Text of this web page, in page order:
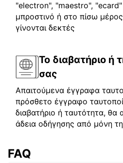
"electron", "maestro",
μπροστινό ή στο πίσω
γίνονται δεκτές
Το διαβατήριο ή
σας
Απαιτούμενα έγγραφα
πρόσθετο έγγραφο
διαβατήριο ή ταυτότητα, θα
άδεια οδήγησης από μόνη
FAQ